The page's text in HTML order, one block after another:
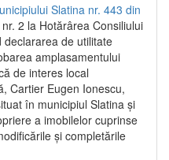
Slatina nr. 443 din
2 la Hotărârea Consiliului
declararea de utilitate
amplasamentului
de interes local
Cartier Eugen Ionescu,
în municipiul Slatina şi
a imobilelor cuprinse
şi completările